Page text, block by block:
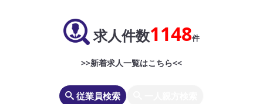
求人件数1148件
>>新着求人一覧はこちら<<
従業員検索